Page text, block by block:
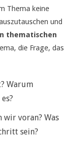
Thema keine
und
thematischen
die Frage, das
Warum
wir voran? Was
sein?